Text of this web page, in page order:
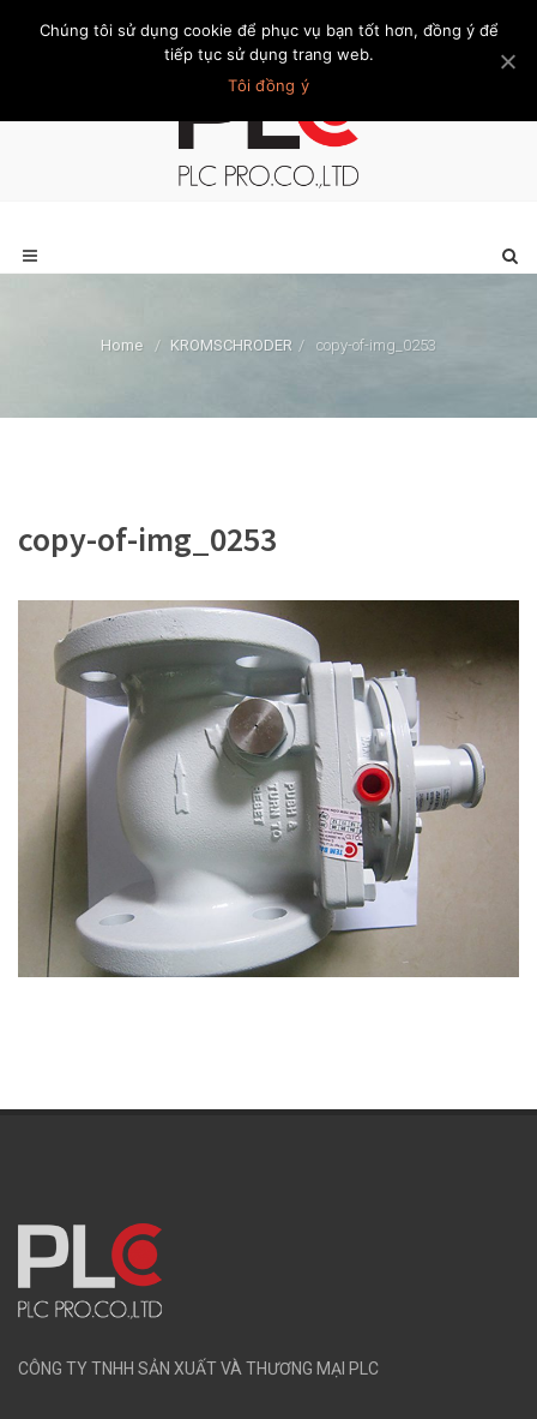
Trang chủ Giới thiệu Khách hàng Liên hệ Thành viên
Home / KROMSCHRODER / copy-of-img_0253
copy-of-img_0253
CÔNG TY TNHH SẢN XUẤT VÀ THƯƠNG MẠI PLC
Chúng tôi sử dụng cookie để phục vụ bạn tốt hơn, đồng ý để
tiếp tục sử dụng trang web.
Tôi đồng ý